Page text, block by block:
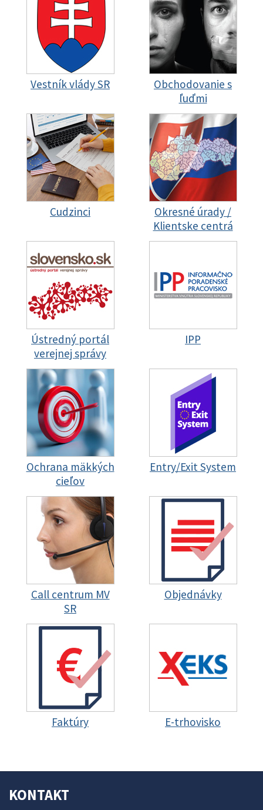
Vestník vlády SR
Obchodovanie s
ľuďmi
Cudzinci
Okresné úrady /
Klientske centrá
Ústredný portál
verejnej správy
IPP
Ochrana mäkkých
cieľov
Entry/Exit System
Call centrum MV
SR
Objednávky
Faktúry E-trhovisko
KONTAKT